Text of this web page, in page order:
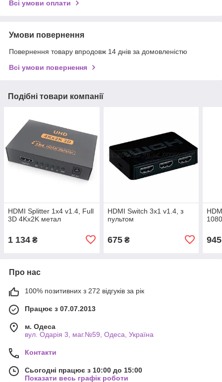
Всі умови оплати
Умови повернення
Повернення товару впродовж 14 днів за домовленістю
Всі умови повернення
Подібні товари компанії
HDMI Splitter 1x4 v1.4, Full
3D 4Kx2K метал
1 134 ₴
HDMI Switch 3x1 v1.4, з
пультом
675₴ 945
Про нас
100% позитивних з 272 відгуків за рік
Працює з 07.07.2013
м. Одеса
вул. Одарiя 3, маг.№59, Одеса, Україна
Контакти
Сьогодні працює з 10:00 до 15:00
Показати весь графік роботи